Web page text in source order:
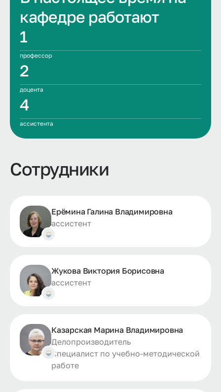
кафедре работают
1
профессор
2
доцента
4
ассистента
Сотрудники
Ерёмина Галина Владимировна
ассистент
Жукова Виктория Борисовна
ассистент
Казарская Марина Владимировна
Делопроизводитель
Специалист по учебно-методической
работе